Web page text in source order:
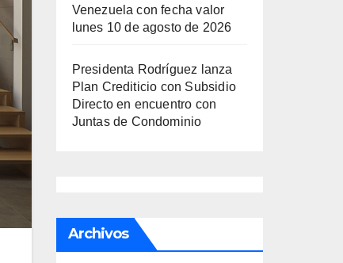
Venezuela con fecha valor
lunes 10 de agosto de 2026
Presidenta Rodríguez lanza
Plan Crediticio con Subsidio
Directo en encuentro con
Juntas de Condominio
Archivos